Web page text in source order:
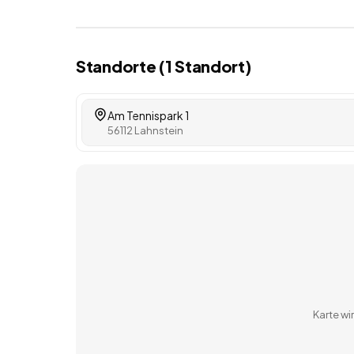
Standorte (1Standort)
Am Tennispark 1
56112 Lahnstein
Karte